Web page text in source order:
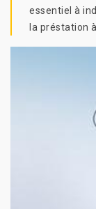
essentiel à
la préstation